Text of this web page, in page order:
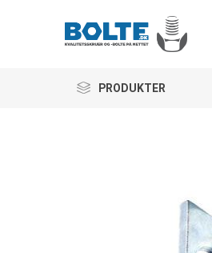
PRODUKTER